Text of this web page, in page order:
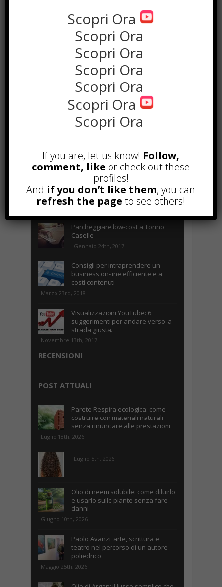
successo
Novembre 22nd, 2016
Comprare visite YouTube: i 5
vantaggi TOP!
Novembre 2nd, 2017
Parcheggiare low-cost a Torino
Caselle
Gennaio 24th, 2017
Consigli per intraprendere un
business on-line efficiente e a
costi contenuti
Marzo 23rd, 2018
Visualizzazioni YouTube: 6
suggerimenti per andare verso la
strada giusta.
Novembre 13th, 2017
RECENSIONI
POST ATTUALI
Parete Respira ecologica: come
costruire con materiali naturali
senza rinunciare alle prestazioni
Luglio 18th, 2026
Luglio 5th, 2026
Olio di neem solubile: come diluirlo
e usarlo sulle piante senza fare
danni
Giugno 10th, 2026
Paolo Avanzi: arte, scrittura e
teatro nel percorso di un autore
poliedrico
Maggio 25th, 2026
Scopri Ora
Scopri Ora
Scopri Ora
Scopri Ora
Scopri Ora
Scopri Ora
Scopri Ora
If you are, let us know! Follow,
comment, like or check out these
profiles!
And if you don’t like them, you can
refresh the page to see others!